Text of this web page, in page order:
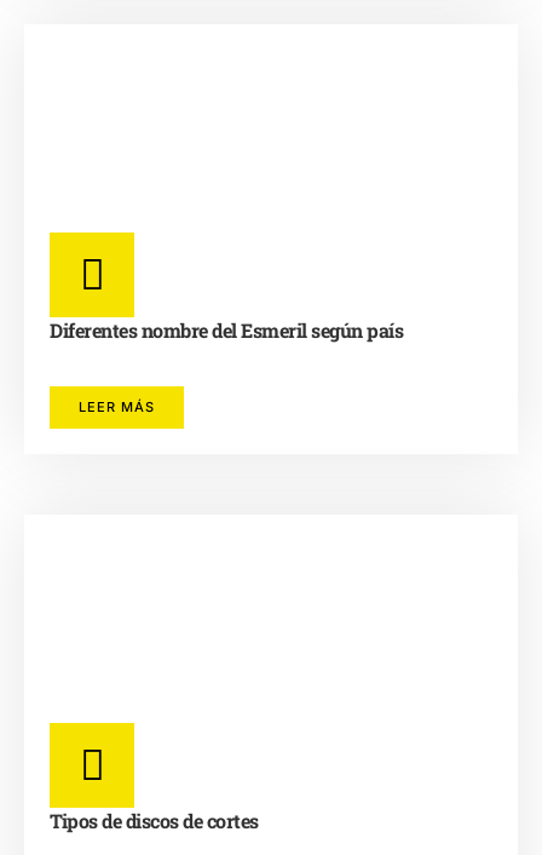
Diferentes nombre del Esmeril según país
LEER MÁS
Tipos de discos de cortes